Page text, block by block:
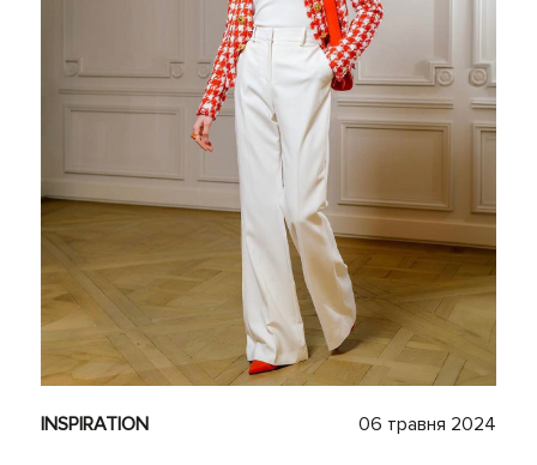
INSPIRATION 06 травня 2024